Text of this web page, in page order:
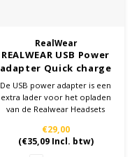
RealWear
REALWEAR USB Power
adapter Quick charge
3.0 EU
De USB power adapter is een
extra lader voor het opladen
van de Realwear Headsets
€29,00
(€35,09Incl. btw)